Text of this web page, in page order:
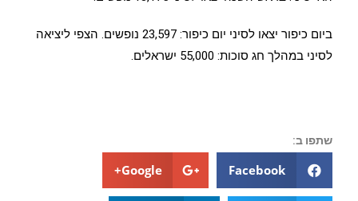
ביום כיפור יצאו לסיני יום כיפור: 23,597 נופשים. הצפי ליציאה
לסיני במהלך חג סוכות: 55,000 ישראלים.
שתפו ב:
Facebook
Google+